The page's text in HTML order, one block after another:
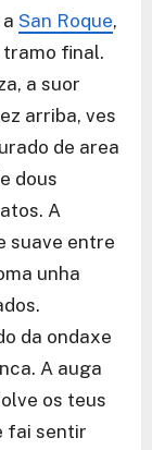
San Roque,
tramo final.
a suor
arriba, ves
de area
dous
A
suave entre
unha
da ondaxe
A auga
os teus
fai sentir